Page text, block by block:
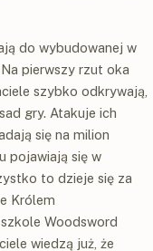
do wybudowanej w
pierwszy rzut oka
szybko odkrywają,
gry. Atakuje ich
się na milion
pojawiają się w
to dzieje się za
Królem
Woodsword
wiedzą już, że